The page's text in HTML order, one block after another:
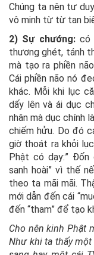
Chúng ta nên tư
vô minh từ từ tan
2) Sự chướng:có
thương ghét, tánh
mà tạo ra phiền
Cái phiền não nó
khác. Mỗi khi lục
dấy lên và ái dục
nhân mà dục chính
chiếm hửu. Do đó
giờ thoát ra khỏi
Phật có dạy:”
sanh hoài” vì thế
theo ta mãi mãi.
mới dẫn đến cái
đến “tham” để tạo
Cho nên kinh Phật
Như khi ta thấy